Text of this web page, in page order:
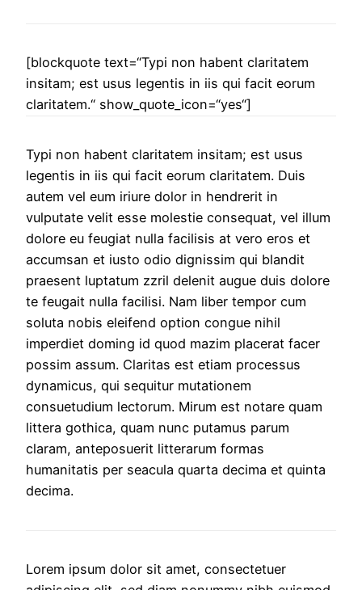
[blockquote text=“Typi non habent claritatem
insitam; est usus legentis in iis qui facit eorum
claritatem.“ show_quote_icon=“yes“]
Typi non habent claritatem insitam; est usus
legentis in iis qui facit eorum claritatem. Duis
autem vel eum iriure dolor in hendrerit in
vulputate velit esse molestie consequat, vel illum
dolore eu feugiat nulla facilisis at vero eros et
accumsan et iusto odio dignissim qui blandit
praesent luptatum zzril delenit augue duis dolore
te feugait nulla facilisi. Nam liber tempor cum
soluta nobis eleifend option congue nihil
imperdiet doming id quod mazim placerat facer
possim assum. Claritas est etiam processus
dynamicus, qui sequitur mutationem
consuetudium lectorum. Mirum est notare quam
littera gothica, quam nunc putamus parum
claram, anteposuerit litterarum formas
humanitatis per seacula quarta decima et quinta
decima.
Lorem ipsum dolor sit amet, consectetuer